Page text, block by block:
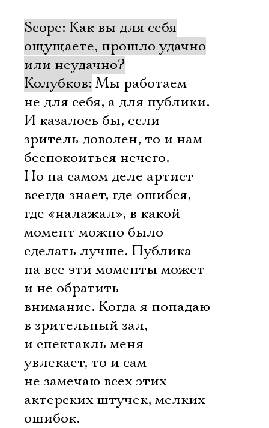
Scope: Как вы для себя
ощущаете, прошло удачно
или неудачно?
Колубков: Мы работаем
не для себя, а для публики.
И казалось бы, если
зритель доволен, то и нам
беспокоиться нечего.
Но на самом деле артист
всегда знает, где ошибся,
где «налажал», в какой
момент можно было
сделать лучше. Публика
на все эти моменты может
и не обратить
внимание. Когда я попадаю
в зрительный зал,
и спектакль меня
увлекает, то и сам
не замечаю всех этих
актерских штучек, мелких
ошибок.